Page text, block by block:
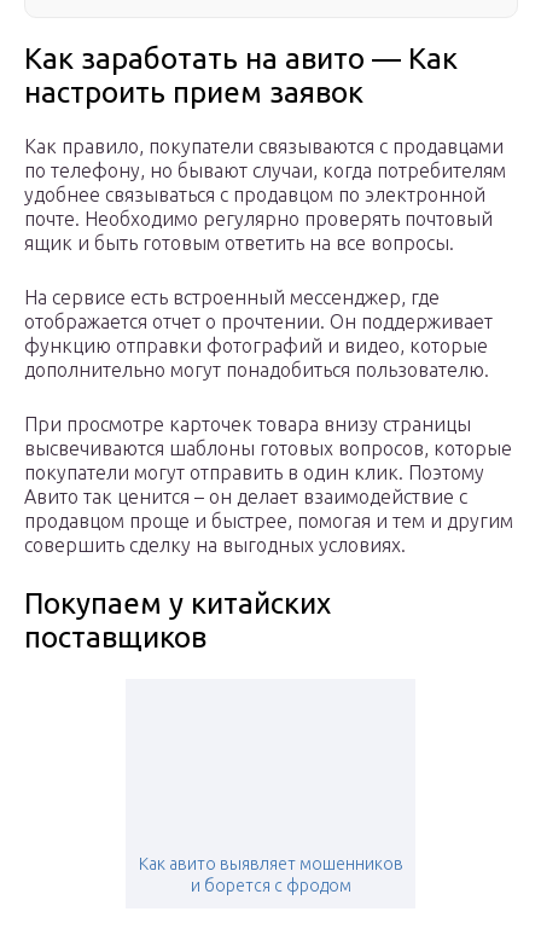
Как заработать на авито — Как
настроить прием заявок
Как правило, покупатели связываются с продавцами
по телефону, но бывают случаи, когда потребителям
удобнее связываться с продавцом по электронной
почте. Необходимо регулярно проверять почтовый
ящик и быть готовым ответить на все вопросы.
На сервисе есть встроенный мессенджер, где
отображается отчет о прочтении. Он поддерживает
функцию отправки фотографий и видео, которые
дополнительно могут понадобиться пользователю.
При просмотре карточек товара внизу страницы
высвечиваются шаблоны готовых вопросов, которые
покупатели могут отправить в один клик. Поэтому
Авито так ценится – он делает взаимодействие с
продавцом проще и быстрее, помогая и тем и другим
совершить сделку на выгодных условиях.
Покупаем у китайских
поставщиков
Как авито выявляет мошенников
и борется с фродом